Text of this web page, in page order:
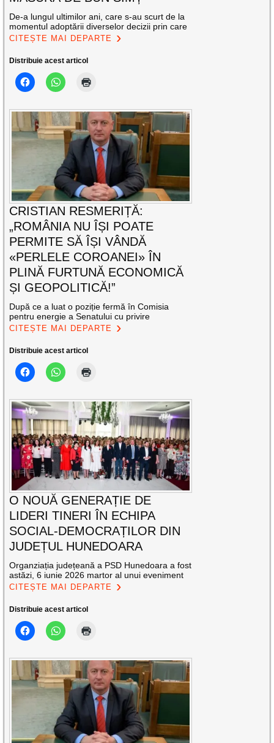
De-a lungul ultimilor ani, care s-au scurt de la
momentul adoptării diverselor decizii prin care
CITEȘTE MAI DEPARTE
Distribuie acest articol
CRISTIAN RESMERIȚĂ:
„ROMÂNIA NU ÎȘI POATE
PERMITE SĂ ÎȘI VÂNDĂ
«PERLELE COROANEI» ÎN
PLINĂ FURTUNĂ ECONOMICĂ
ȘI GEOPOLITICĂ!”
După ce a luat o poziție fermă în Comisia
pentru energie a Senatului cu privire
CITEȘTE MAI DEPARTE
Distribuie acest articol
O NOUĂ GENERAȚIE DE
LIDERI TINERI ÎN ECHIPA
SOCIAL-DEMOCRAȚILOR DIN
JUDEȚUL HUNEDOARA
Organziația județeană a PSD Hunedoara a fost
astăzi, 6 iunie 2026 martor al unui eveniment
CITEȘTE MAI DEPARTE
Distribuie acest articol